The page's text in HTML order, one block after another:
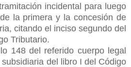
incidental para luego
la primera y la concesión de
citando el inciso segundo del
Tributario.
148 del referido cuerpo legal
del libro I del Código